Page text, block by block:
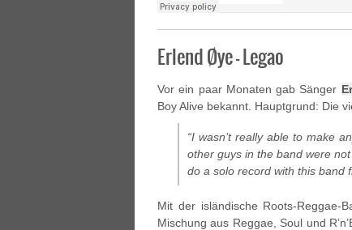
Erlend Øye – Legao
Vor ein paar Monaten gab Sänger
Boy Alive bekannt. Hauptgrund: Die
“I wasn’t really able to make
other guys in the band were
do a solo record with this band
Mit der isländische Roots-Reggae-
Mischung aus Reggae, Soul und